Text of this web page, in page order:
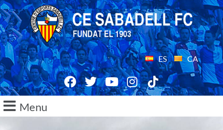
ES CA
Menu